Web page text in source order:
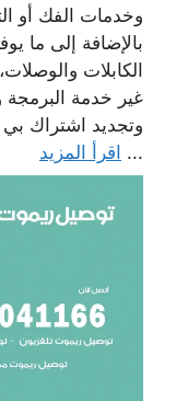
وخدمات الفك أو
بالإضافة إلى ما
الكابلات
غير خدمة البرمجة
وتجديد اشتراك بي
... اقرأ المزيد